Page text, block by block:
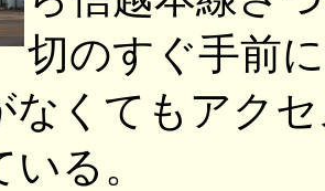
切のすぐ手前
なくてもアク
る。